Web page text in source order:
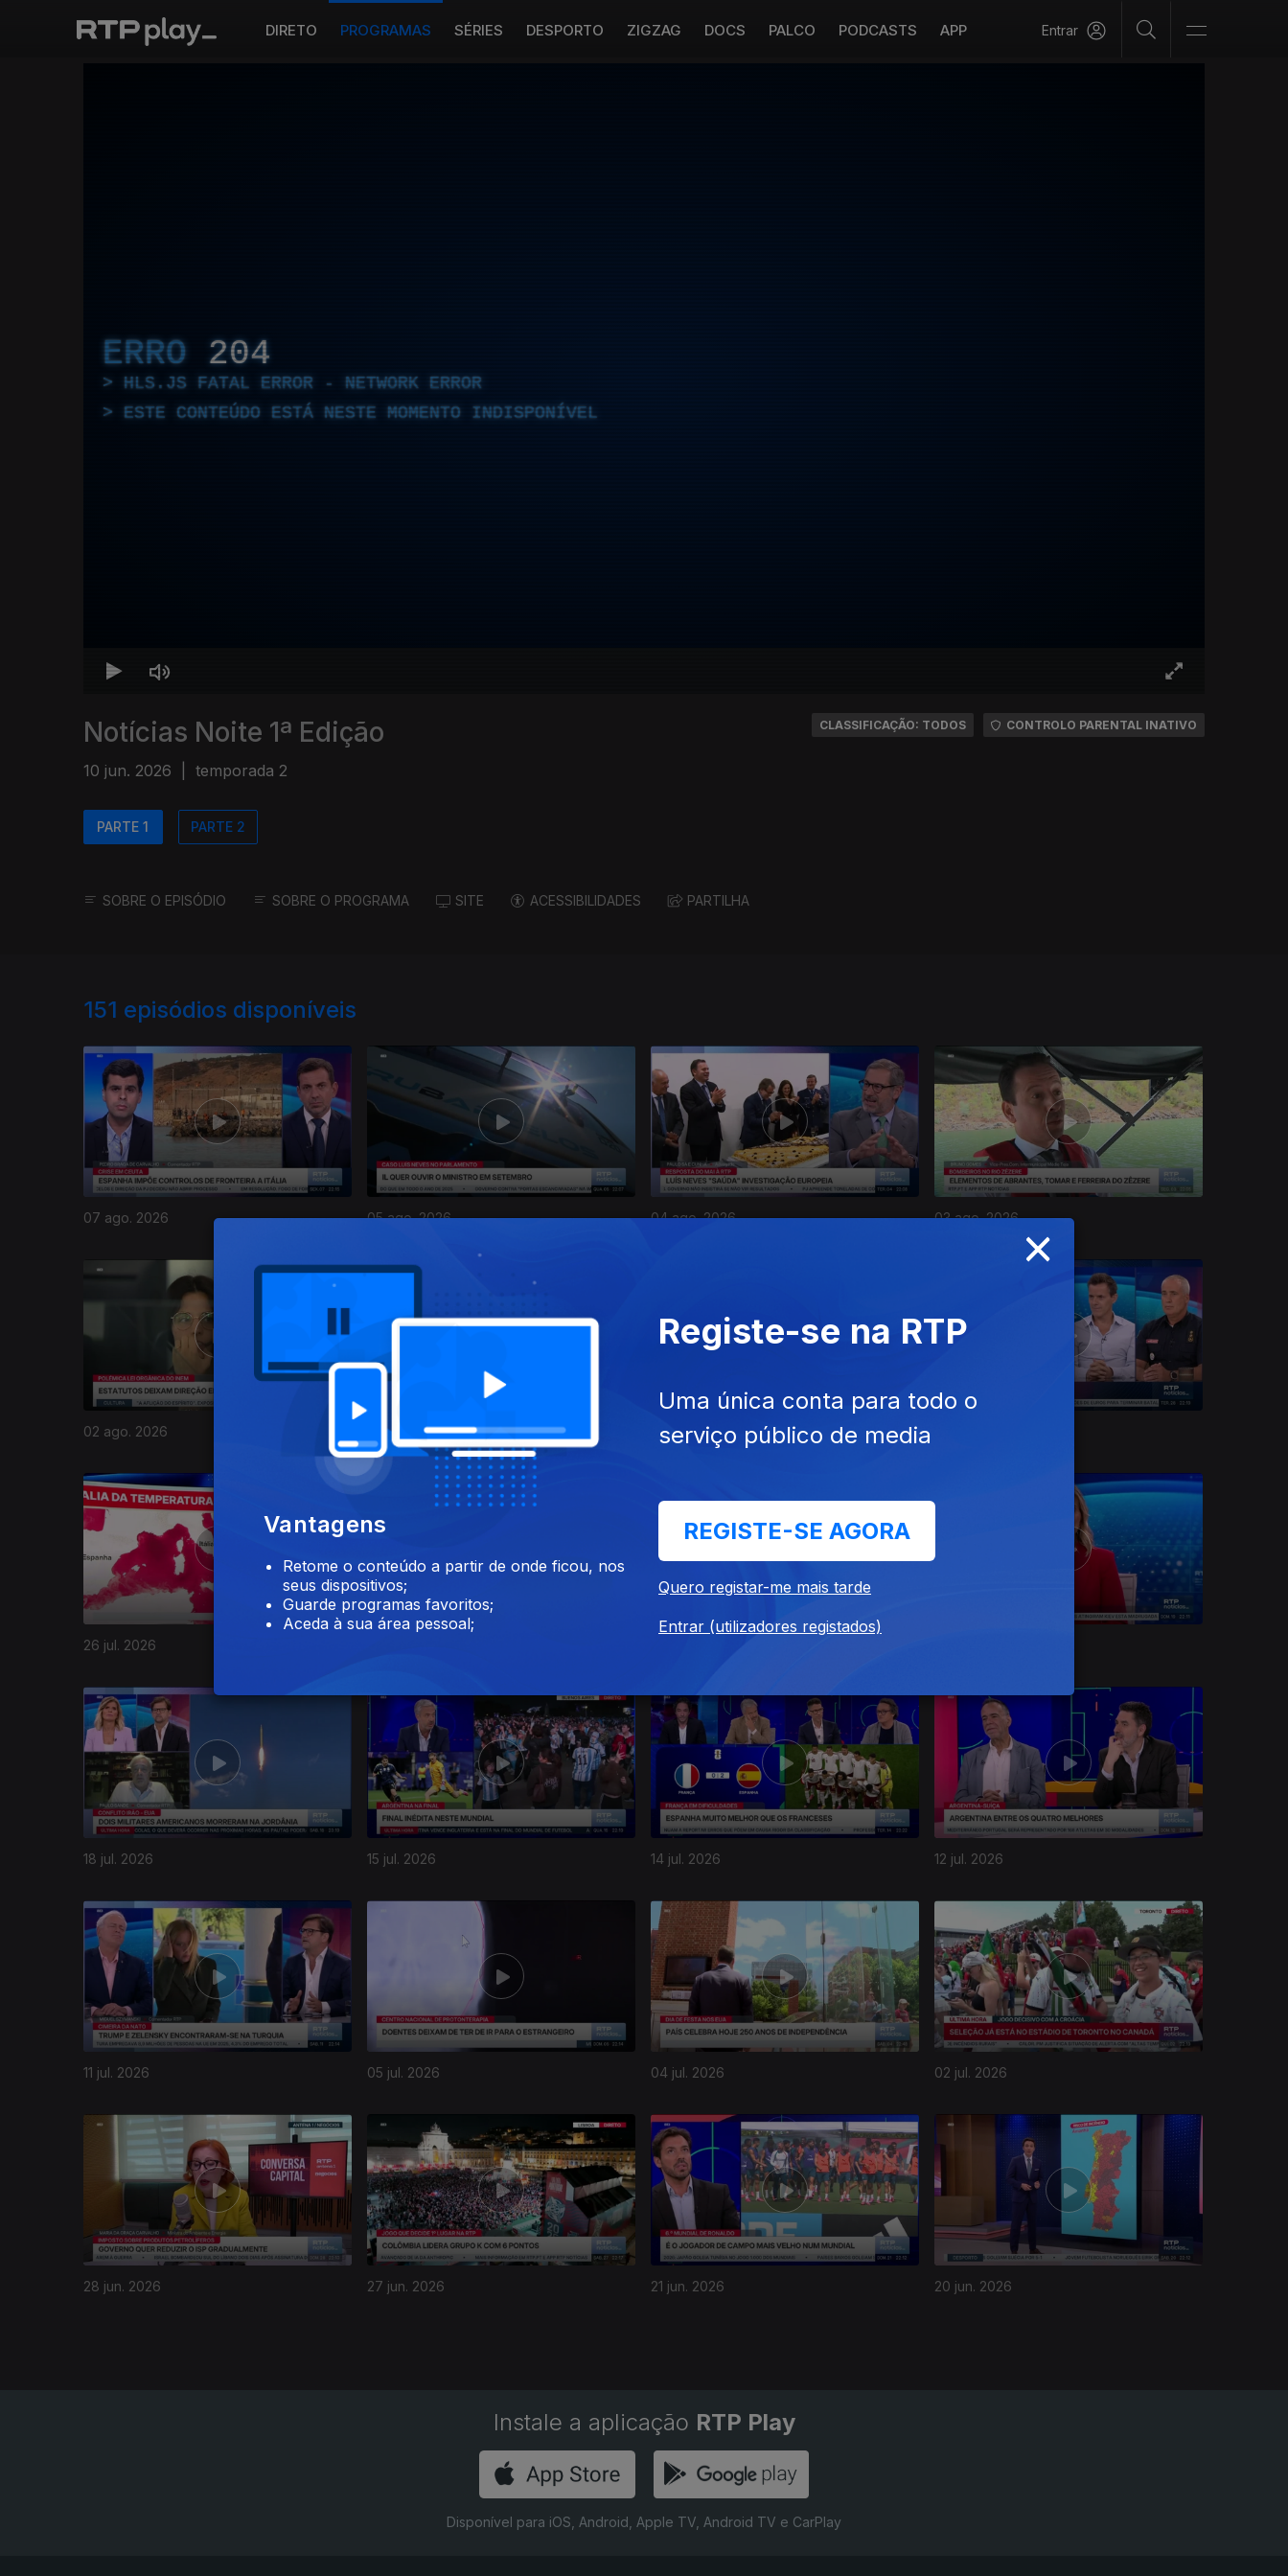
DIRETO PROGRAMAS SÉRIES DESPORTO ZIGZAG DOCS PALCO PODCASTS APP Entrar
ERRO 204
HLS.JS FATAL ERROR - NETWORK ERROR
ESTE CONTEÚDO ESTÁ NESTE MOMENTO INDISPONÍVEL
Notícias Noite 1ª Edição
10 jun. 2026 temporada 2
CLASSIFICAÇÃO: TODOS CONTROLO PARENTAL INATIVO
PARTE 1 PARTE 2
SOBRE O EPISÓDIO SOBRE O PROGRAMA SITE ACESSIBILIDADES PARTILHA
151 episódios disponíveis
07 ago. 2026 05 ago. 2026 04 ago. 2026 03 ago. 2026
02 ago. 2026 01 ago. 2026 29 jul. 2026
26 jul. 2026
943707
18 jul. 2026 15 jul. 2026 14 jul. 2026 12 jul. 2026
11 jul. 2026 05 jul. 2026 04 jul. 2026 02 jul. 2026
28 jun. 2026 27 jun. 2026 21 jun. 2026 20 jun. 2026
937567
Instale a aplicação RTP Play
Disponível para iOS, Android, Apple TV, Android TV e CarPlay
×
Vantagens
Retome o conteúdo a partir de onde ficou, nos
seus dispositivos;
Guarde programas favoritos;
Aceda à sua área pessoal;
Registe-se na RTP
Uma única conta para todo o
serviço público de media
REGISTE-SE AGORA
Quero registar-me mais tarde
Entrar (utilizadores registados)